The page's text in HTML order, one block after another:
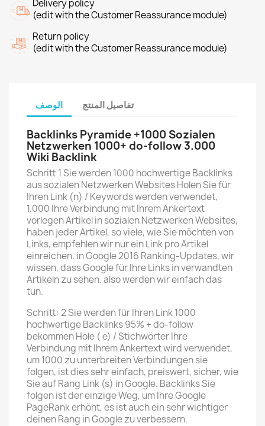
Delivery policy
(edit with the Customer Reassurance module)
Return policy
(edit with the Customer Reassurance module)
الوصف تفاصيل المنتج
Backlinks Pyramide +1000 Sozialen
Netzwerken 1000+ do-follow 3.000
Wiki Backlink
Schritt 1Sie werden 1000 hochwertige Backlinks
aus sozialen Netzwerken Websites Holen Sie für
Ihren Link (n) / Keywords werden verwendet,
1.000 Ihre Verbindung mit Ihrem Ankertext
vorlegen Artikel in sozialen Netzwerken Websites,
haben jeder Artikel, so viele, wie Sie möchten von
Links, empfehlen wir nur ein Link pro Artikel
einreichen. in Google 2016 Ranking-Updates, wir
wissen, dass Google für Ihre Links in verwandten
Artikeln zu sehen.also werden wir einfach das
tun.
Schritt: 2Sie werden für Ihren Link 1000
hochwertige Backlinks 95% + do-follow
bekommen Hole ( e) / Stichwörter Ihre
Verbindung mit Ihrem Ankertext wird verwendet,
um 1000 zu unterbreiten Verbindungen sie
folgen, ist dies sehr einfach, preiswert, sicher, wie
Sie auf Rang Link (s) in Google. Backlinks Sie
folgen ist der einzige Weg, um Ihre Google
PageRank erhöht, es ist auch ein sehr wichtiger
deinen Rang in Google zu verbessern.